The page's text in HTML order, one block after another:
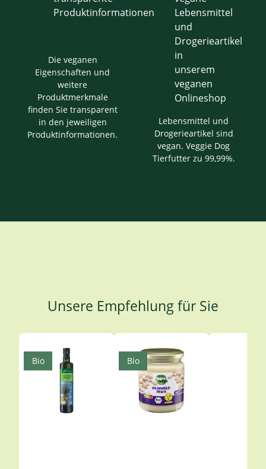
Die veganen
Eigenschaften und
weitere
Produktmerkmale
finden Sie transparent
in den jeweiligen
Produktinformationen.
Lebensmittel und
Drogerieartikel sind
vegan. Veggie Dog
Tierfutter zu 99,99%.
Unsere Empfehlung für Sie
Produktgalerie überspringen
Bio Bio